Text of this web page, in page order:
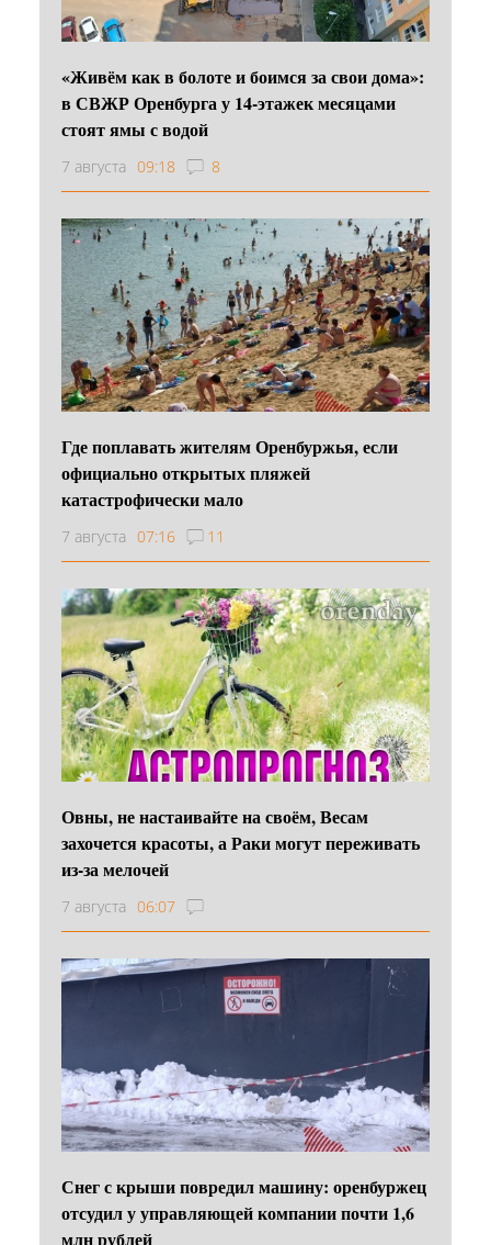
«Живём как в болоте и боимся за свои дома»:
в СВЖР Оренбурга у 14-этажек месяцами
стоят ямы с водой
7 августа 09:18 8
Где поплавать жителям Оренбуржья, если
официально открытых пляжей
катастрофически мало
7 августа 07:16 11
Овны, не настаивайте на своём, Весам
захочется красоты, а Раки могут переживать
из-за мелочей
7 августа 06:07
Снег с крыши повредил машину: оренбуржец
отсудил у управляющей компании почти 1,6
млн рублей